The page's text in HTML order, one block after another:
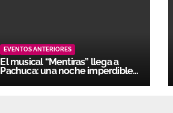
EVENTOS ANTERIORES
El musical “Mentiras” llega a
Pachuca: una noche imperdible